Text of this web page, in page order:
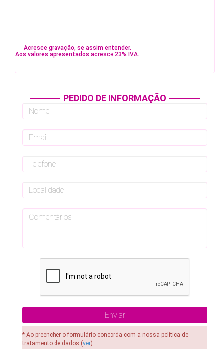
Acresce gravação, se assim entender.
Aos valores apresentados acresce 23% IVA.
PEDIDO DE INFORMAÇÃO
* Ao preencher o formulário concorda com a nossa política de
tratamento de dados (ver)